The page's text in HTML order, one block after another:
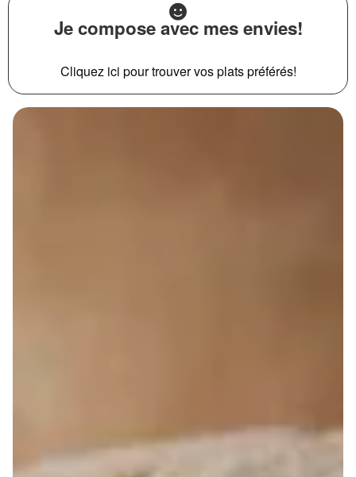
Je compose avec mes envies!
Cliquez ici pour trouver vos plats préférés!